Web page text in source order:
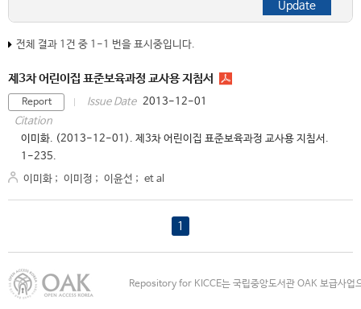
전체 결과 1건 중 1-1 번을 표시중입니다.
제3차 어린이집 표준보육과정 교사용 지침서
Report Issue Date 2013-12-01
Citation
이미화. (2013-12-01). 제3차 어린이집 표준보육과정 교사용 지침서.
1-235.
이미화 ; 이미정 ; 이윤선 ; et al
1
Repository for KICCE는 국립중앙도서관 OAK 보급사업